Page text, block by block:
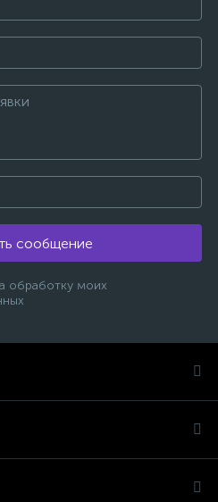
сообщение
обработку моих